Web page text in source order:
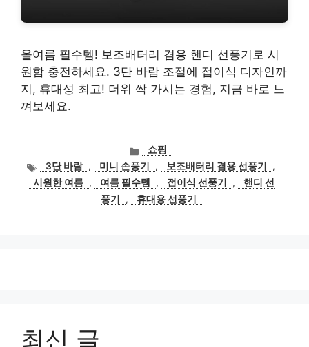
올여름 필수템! 보조배터리 겸용 핸디 선풍기로 시
원함 충전하세요. 3단 바람 조절에 접이식 디자인까
지, 휴대성 최고! 더위 싹 가시는 경험, 지금 바로 느
껴보세요.
카
테
고
리
쇼핑
태
그
3단 바람 , 미니 손풍기 , 보조배터리 겸용 선풍기
,
시원한 여름 , 여름 필수템 , 접이식 선풍기 ,
핸디 선
풍기
, 휴대용 선풍기
최신 글